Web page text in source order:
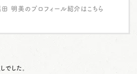
明美のプロフィール紹介はこちら
した。